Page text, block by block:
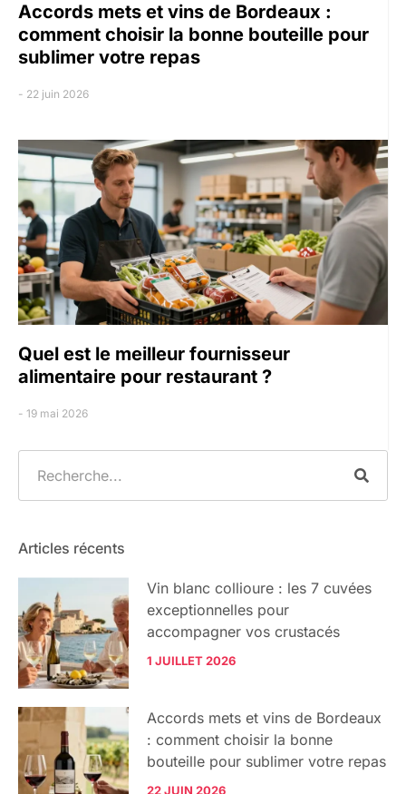
Accords mets et vins de Bordeaux :
comment choisir la bonne bouteille pour
sublimer votre repas
22 juin 2026
Quel est le meilleur fournisseur
alimentaire pour restaurant ?
19 mai 2026
Articles récents
Vin blanc collioure : les 7 cuvées
exceptionnelles pour
accompagner vos crustacés
1 JUILLET 2026
Accords mets et vins de Bordeaux
: comment choisir la bonne
bouteille pour sublimer votre repas
22 JUIN 2026